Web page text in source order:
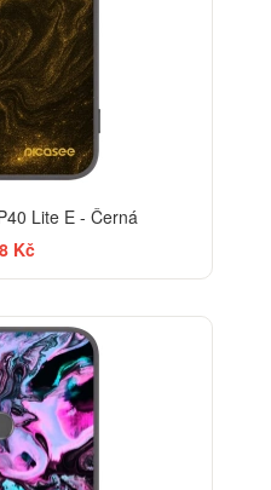
Lite E - Černá
Kč